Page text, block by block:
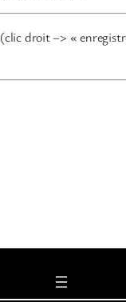
(clic droit –> «